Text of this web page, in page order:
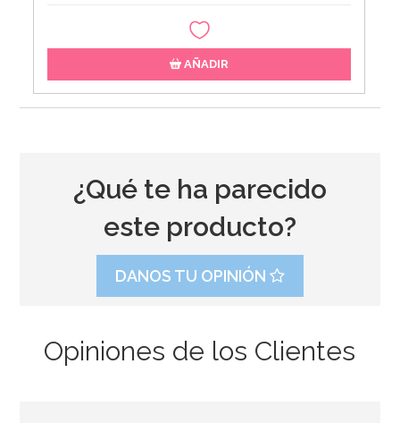
AÑADIR
¿Qué te ha parecido
este producto?
DANOS TU OPINIÓN
Opiniones de los Clientes